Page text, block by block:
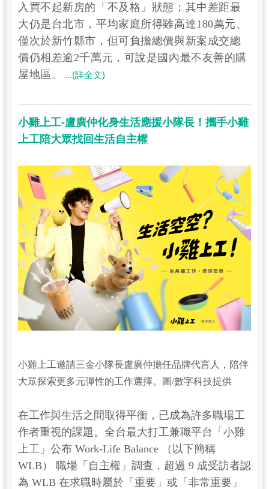
入買不起新房的「不及格」狀態；其中差距最
大仍是台北市，平均家庭所得雖高達180萬元、
僅次於新竹縣市，但可負擔總價與新案成交總
價仍相差逾2千萬元，可說是國內最不友善的購
屋地區。
...(詳全文)
小雞上工-盧廣仲化身生活應援小隊長！攜手小雞
上工陪大眾找回生活自主權
小雞上工邀請三金小隊長盧廣仲擔任品牌代言人，陪伴
大眾探索更多元彈性的工作選擇。圖/數字科技提供
在工作與生活之間取得平衡，已成為許多職場工
作者重視的課題。全台最大打工兼職平台「小雞
上工」公布 Work-Life Balance （以下簡稱
WLB） 職場「自主權」調查，超過 9 成受訪者認
為 WLB 在求職時屬於「重要」或「非常重要」